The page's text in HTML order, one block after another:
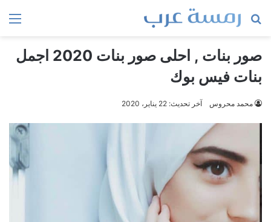
بحث
صور بنات , احلى صور بنات 2020 اجمل
بنات فيس بوك
محمد محروس آخر تحديث: 22 يناير، 2020